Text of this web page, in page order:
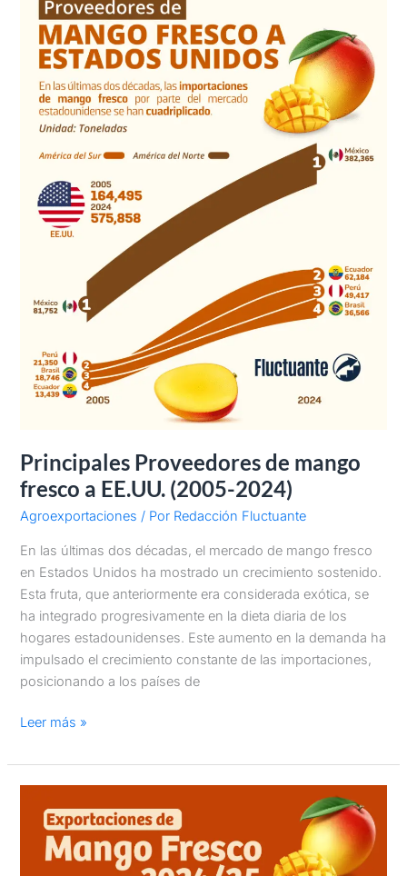
Principales Proveedores de mango
fresco a EE.UU. (2005-2024)
Agroexportaciones / Por Redacción Fluctuante
En las últimas dos décadas, el mercado de mango fresco
en Estados Unidos ha mostrado un crecimiento sostenido.
Esta fruta, que anteriormente era considerada exótica, se
ha integrado progresivamente en la dieta diaria de los
hogares estadounidenses. Este aumento en la demanda ha
impulsado el crecimiento constante de las importaciones,
posicionando a los países de
Proveedores
mango
fresco
EE.UU.
(2005-
2024)
Leer más »
mango
peruano